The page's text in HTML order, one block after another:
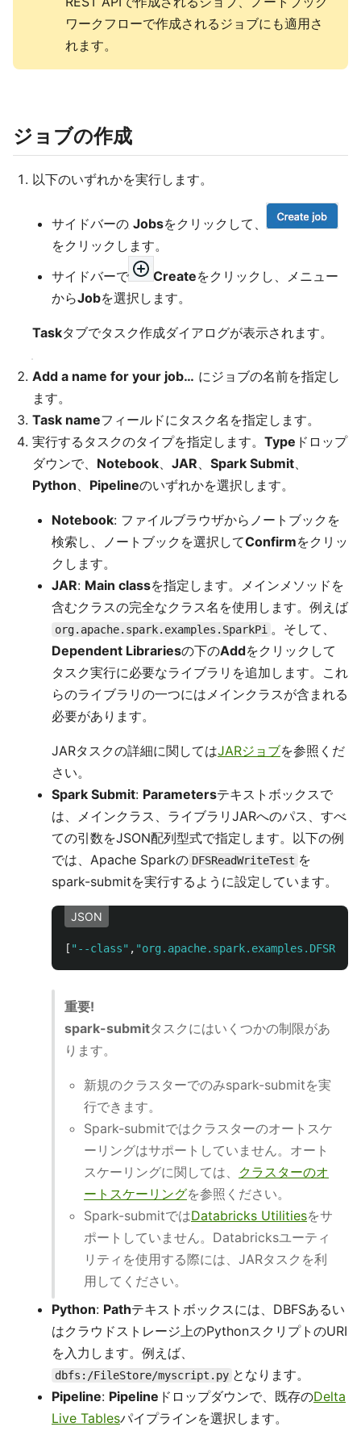
ワークフローで作成されるジョブにも適用さ
れます。
ジョブの作成
以下のいずれかを実行します。
サイドバーの Jobsをクリックして、
をクリックします。
サイドバーで
Createをクリックし、メニュー
からJobを選択します。
Taskタブでタスク作成ダイアログが表示されます。
Add a name for your job… にジョブの名前を指定し
ます。
Task nameフィールドにタスク名を指定します。
実行するタスクのタイプを指定します。 Type ドロップ
ダウンで、 Notebook、 JAR、 Spark Submit、
Python、 Pipelineのいずれかを選択します。
Notebook: ファイルブラウザからノートブックを
検索し、ノートブックを選択してConfirmをクリッ
クします。
JAR: Main classを指定します。メインメソッドを
含むクラスの完全なクラス名を使用します。例えば
org.apache.spark.examples.SparkPi 。そして、
Dependent Librariesの下のAddをクリックして
タスク実行に必要なライブラリを追加します。これ
らのライブラリの一つにはメインクラスが含まれる
必要があります。
JARタスクの詳細に関してはJARジョブを参照くだ
さい。
Spark Submit: Parametersテキストボックスで
は、メインクラス、ライブラリJARへのパス、すべ
ての引数をJSON配列型式で指定します。以下の例
では、Apache Sparkの DFSReadWriteTest を
spark-submitを実行するように設定しています。
JSON
[ "--class" ,
重要!
spark-submitタスクにはいくつかの制限があ
ります。
新規のクラスターでのみspark-submitを実
行できます。
Spark-submitではクラスターのオートスケ
ーリングはサポートしていません。オート
スケーリングに関しては、 クラスターのオ
ートスケーリングを参照ください。
Spark-submitではDatabricks Utilitiesをサ
ポートしていません。Databricksユーティ
リティを使用する際には、JARタスクを利
用してください。
Python: Pathテキストボックスには、DBFSあるい
はクラウドストレージ上のPythonスクリプトのURI
を入力します。例えば、
dbfs:/FileStore/myscript.py となります。
Pipeline: Pipeline ドロップダウンで、既存のDelta
Live Tablesパイプラインを選択します。